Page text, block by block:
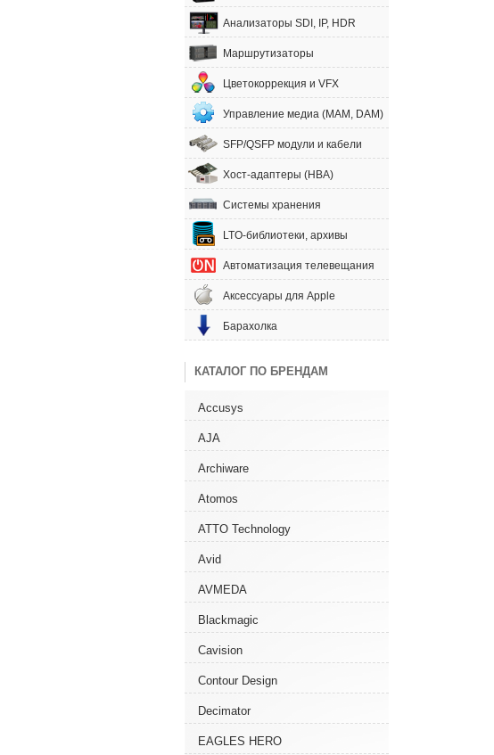
Анализаторы SDI, IP, HDR
Маршрутизаторы
Цветокоррекция и VFX
Управление медиа (MAM, DAM)
SFP/QSFP модули и кабели
Хост-адаптеры (HBA)
Системы хранения
LTO-библиотеки, архивы
Автоматизация телевещания
Аксессуары для Apple
Барахолка
КАТАЛОГ ПО БРЕНДАМ
Accusys
AJA
Archiware
Atomos
ATTO Technology
Avid
AVMEDA
Blackmagic
Cavision
Contour Design
Decimator
EAGLES HERO